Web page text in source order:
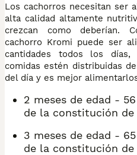
Los cachorros necesitan ser
alta calidad altamente
crezcan como deberían.
cachorro Kromi puede ser
cantidades todos los días,
comidas estén distribuidas
del día y es mejor
2 meses de edad -
de la constitución de
3 meses de edad -
de la constitución de